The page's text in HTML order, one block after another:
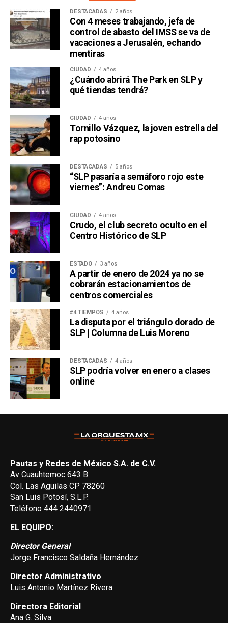
DESTACADAS 2 años
Con 4 meses trabajando, jefa de
control de abasto del IMSS se va de
vacaciones a Jerusalén, echando
mentiras
CIUDAD 4 años
¿Cuándo abrirá The Park en SLP y
qué tiendas tendrá?
CIUDAD 4 años
Tornillo Vázquez, la joven estrella del
rap potosino
DESTACADAS 5 años
“SLP pasaría a semáforo rojo este
viernes”: Andreu Comas
CIUDAD 4 años
Crudo, el club secreto oculto en el
Centro Histórico de SLP
ESTADO 3 años
A partir de enero de 2024 ya no se
cobrarán estacionamientos de
centros comerciales
#4 TIEMPOS 4 años
La disputa por el triángulo dorado de
SLP | Columna de Luis Moreno
DESTACADAS 4 años
SLP podría volver en enero a clases
online
Pautas y Redes de México S.A. de C.V.
Av Cuauhtemoc 643 B
Col. Las Aguilas CP 78260
San Luis Potosí, S.L.P.
Teléfono 444 2440971
EL EQUIPO:
Director General
Jorge Francisco Saldaña Hernández
Director Administrativo
Luis Antonio Martínez Rivera
Directora Editorial
Ana G. Silva